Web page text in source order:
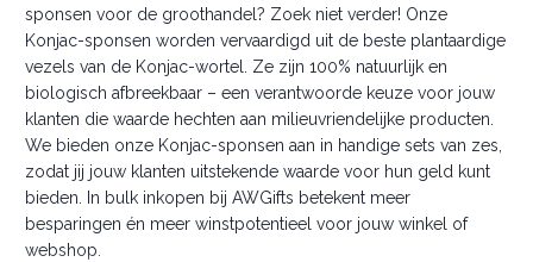
sponsen voor de groothandel? Zoek niet verder! Onze
Konjac-sponsen worden vervaardigd uit de beste plantaardige
vezels van de Konjac-wortel. Ze zijn 100% natuurlijk en
biologisch afbreekbaar – een verantwoorde keuze voor jouw
klanten die waarde hechten aan milieuvriendelijke producten.
We bieden onze Konjac-sponsen aan in handige sets van zes,
zodat jij jouw klanten uitstekende waarde voor hun geld kunt
bieden. In bulk inkopen bij AWGifts betekent meer
besparingen én meer winstpotentieel voor jouw winkel of
webshop.